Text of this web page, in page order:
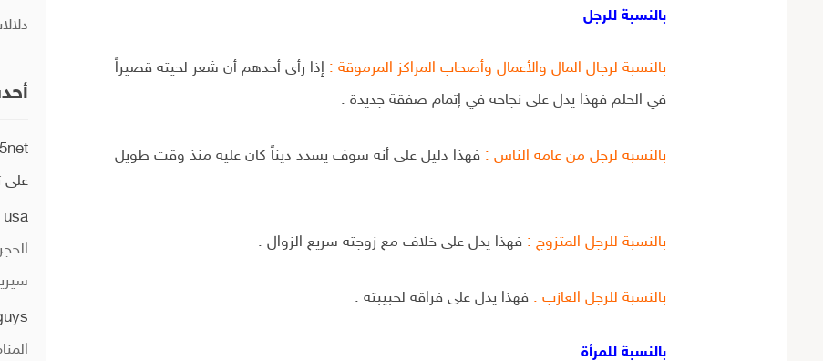
بالنسبة للرجل
بالنسبة لرجال المال والأعمال وأصحاب المراكز المرموقة : إذا رأى أحدهم أن شعر لحيته قصيراً
في الحلم فهذا يدل على نجاحه في إتمام صفقة جديدة .
بالنسبة لرجل من عامة الناس : فهذا دليل على أنه سوف يسدد ديناً كان عليه منذ وقت طويل
.
بالنسبة للرجل المتزوج : فهذا يدل على خلاف مع زوجته سريع الزوال .
بالنسبة للرجل العازب : فهذا يدل على فراقه لحبيبته .
بالنسبة للمرأة
على